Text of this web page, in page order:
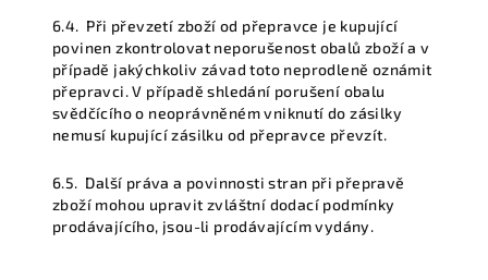
6.4. Při převzetí zboží od přepravce je kupující
povinen zkontrolovat neporušenost obalů zboží a v
případě jakýchkoliv závad toto neprodleně oznámit
přepravci. V případě shledání porušení obalu
svědčícího o neoprávněném vniknutí do zásilky
nemusí kupující zásilku od přepravce převzít.
6.5. Další práva a povinnosti stran při přepravě
zboží mohou upravit zvláštní dodací podmínky
prodávajícího, jsou-li prodávajícím vydány.